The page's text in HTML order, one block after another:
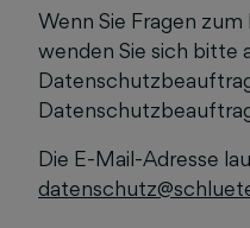
Wenn Sie Fragen
wenden Sie sich bitte
Die E-Mail-Adresse